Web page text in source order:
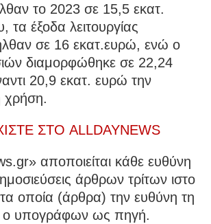
το 2023 σε 15,5 εκατ.
τα έξοδα λειτουργίας
σε 16 εκατ.ευρώ, ενώ ο
διαμορφώθηκε σε 22,24
20,9 εκατ. ευρώ την
χρήση.
ΣΤΟ ALLDAYNEWS
αποποιείται κάθε ευθύνη
άρθρων τρίτων ιστο
οποία (άρθρα) την ευθύνη τη
ο υπογράφων ως πηγή.